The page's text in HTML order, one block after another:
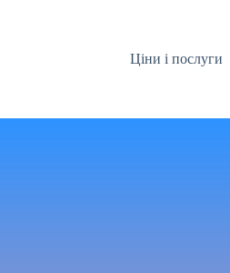
Ціни і послуги